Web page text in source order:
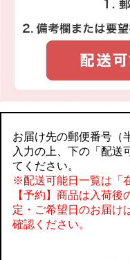
お届け先の郵便番号
入力の上、下の「配送
てください。
※配送可能日一覧は「
【予約】商品は入荷
定・ご希望日のお届け
確認ください。